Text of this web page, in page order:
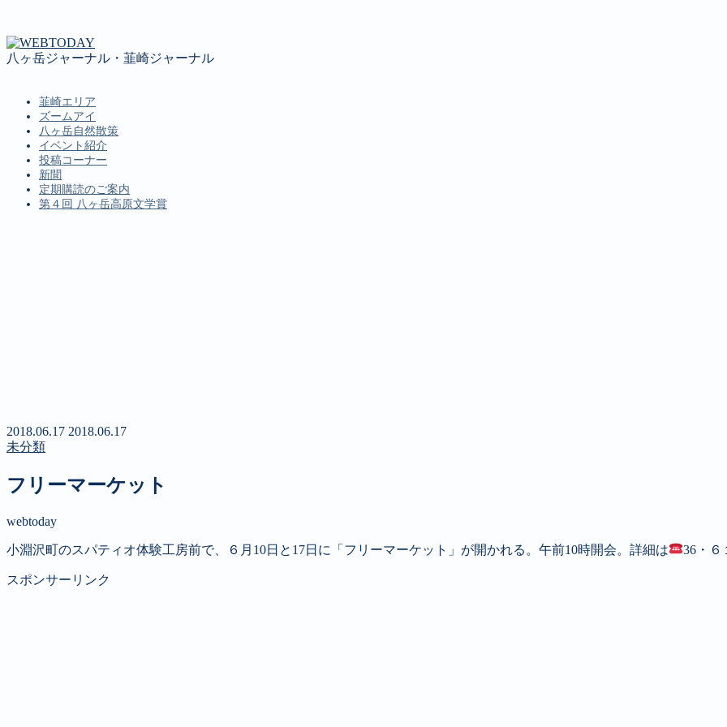
八ヶ岳ジャーナル・韮崎ジャーナル
韮崎エリア
ズームアイ
八ヶ岳自然散策
イベント紹介
投稿コーナー
新聞
定期購読のご案内
第４回 八ヶ岳高原文学賞
2018.06.17 2018.06.17
未分類
フリーマーケット
webtoday
小淵沢町のスパティオ体験工房前で、６月10日と17日に「フリーマーケット」が開かれる。午前10時開会。詳細は 36・６
スポンサーリンク